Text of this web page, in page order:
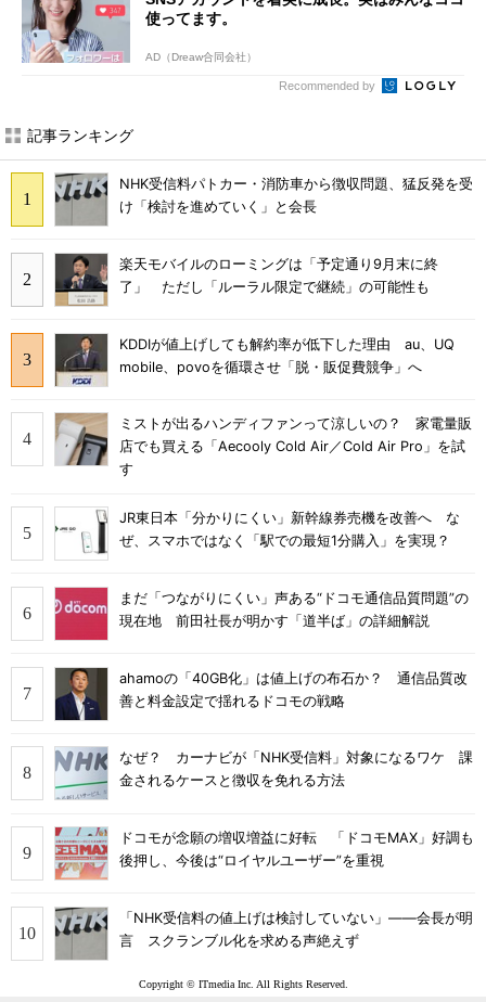
使ってます。
AD（Dreaw合同会社）
Recommended by
記事ランキング
NHK受信料パトカー・消防車から徴収問題、猛反発を受
け「検討を進めていく」と会長
楽天モバイルのローミングは「予定通り9月末に終
了」 ただし「ルーラル限定で継続」の可能性も
KDDIが値上げしても解約率が低下した理由 au、UQ
mobile、povoを循環させ「脱・販促費競争」へ
ミストが出るハンディファンって涼しいの？ 家電量販
店でも買える「Aecooly Cold Air／Cold Air Pro」を試
す
JR東日本「分かりにくい」新幹線券売機を改善へ な
ぜ、スマホではなく「駅での最短1分購入」を実現？
まだ「つながりにくい」声ある“ドコモ通信品質問題”の
現在地 前田社長が明かす「道半ば」の詳細解説
ahamoの「40GB化」は値上げの布石か？ 通信品質改
善と料金設定で揺れるドコモの戦略
なぜ？ カーナビが「NHK受信料」対象になるワケ 課
金されるケースと徴収を免れる方法
ドコモが念願の増収増益に好転 「ドコモMAX」好調も
後押し、今後は“ロイヤルユーザー”を重視
「NHK受信料の値上げは検討していない」――会長が明
言 スクランブル化を求める声絶えず
Copyright © ITmedia Inc. All Rights Reserved.